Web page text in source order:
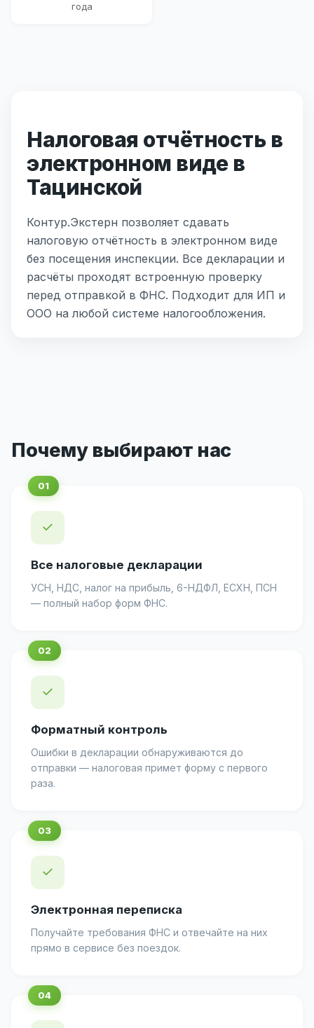
года
Налоговая отчётность в
электронном виде в
Тацинской
Контур.Экстерн позволяет сдавать
налоговую отчётность в электронном виде
без посещения инспекции. Все декларации и
расчёты проходят встроенную проверку
перед отправкой в ФНС. Подходит для ИП и
ООО на любой системе налогообложения.
Почему выбирают нас
✓
Все налоговые декларации
УСН, НДС, налог на прибыль, 6-НДФЛ, ЕСХН, ПСН
— полный набор форм ФНС.
✓
Форматный контроль
Ошибки в декларации обнаруживаются до
отправки — налоговая примет форму с первого
раза.
✓
Электронная переписка
Получайте требования ФНС и отвечайте на них
прямо в сервисе без поездок.